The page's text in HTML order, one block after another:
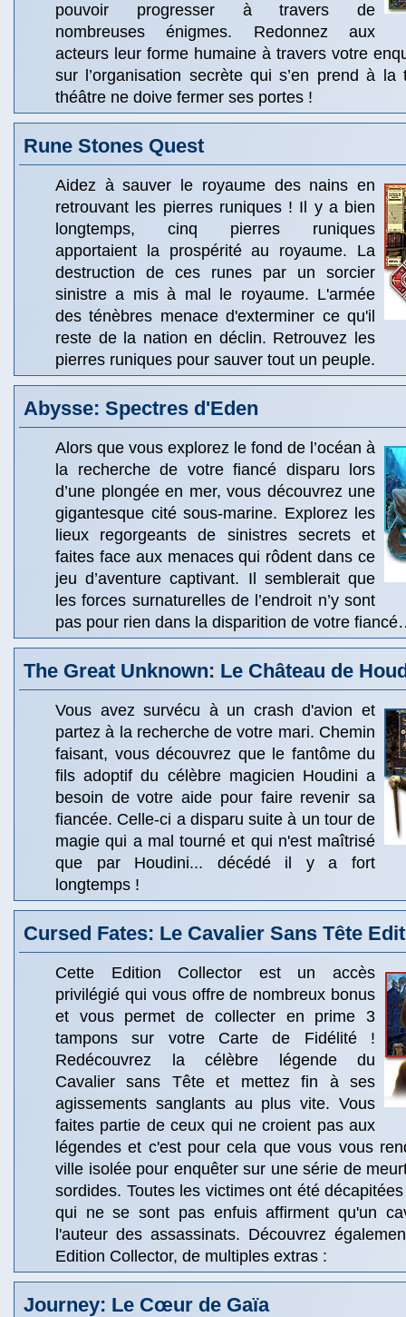
pouvoir progresser à travers de
nombreuses énigmes. Redonnez aux
acteurs leur forme humaine à travers votre
sur l’organisation secrète qui s’en prend à
théâtre ne doive fermer ses portes !
Rune Stones Quest
Aidez à sauver le royaume des nains en
retrouvant les pierres runiques ! Il y a bien
longtemps, cinq pierres runiques
apportaient la prospérité au royaume. La
destruction de ces runes par un sorcier
sinistre a mis à mal le royaume. L'armée
des ténèbres menace d'exterminer ce qu'il
reste de la nation en déclin. Retrouvez les
pierres runiques pour sauver tout un peuple.
Abysse: Spectres d'Eden
Alors que vous explorez le fond de l’océan à
la recherche de votre fiancé disparu lors
d’une plongée en mer, vous découvrez une
gigantesque cité sous-marine. Explorez les
lieux regorgeants de sinistres secrets et
faites face aux menaces qui rôdent dans ce
jeu d’aventure captivant. Il semblerait que
les forces surnaturelles de l’endroit n’y sont
pas pour rien dans la disparition de votre
The Great Unknown: Le Château de
Vous avez survécu à un crash d'avion et
partez à la recherche de votre mari. Chemin
faisant, vous découvrez que le fantôme du
fils adoptif du célèbre magicien Houdini a
besoin de votre aide pour faire revenir sa
fiancée. Celle-ci a disparu suite à un tour de
magie qui a mal tourné et qui n'est maîtrisé
que par Houdini... décédé il y a fort
longtemps !
Cursed Fates: Le Cavalier Sans Tête
Cette Edition Collector est un accès
privilégié qui vous offre de nombreux bonus
et vous permet de collecter en prime 3
tampons sur votre Carte de Fidélité !
Redécouvrez la célèbre légende du
Cavalier sans Tête et mettez fin à ses
agissements sanglants au plus vite. Vous
faites partie de ceux qui ne croient pas aux
légendes et c'est pour cela que vous vous
ville isolée pour enquêter sur une série de
sordides. Toutes les victimes ont été
qui ne se sont pas enfuis affirment qu'un
l'auteur des assassinats. Découvrez
Edition Collector, de multiples extras :
Journey: Le Cœur de Gaïa